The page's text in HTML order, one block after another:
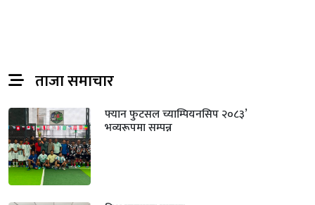
ताजा समाचार
फ्यान फुटसल च्याम्पियनसिप २०८३’
भव्यरूपमा सम्पन्न